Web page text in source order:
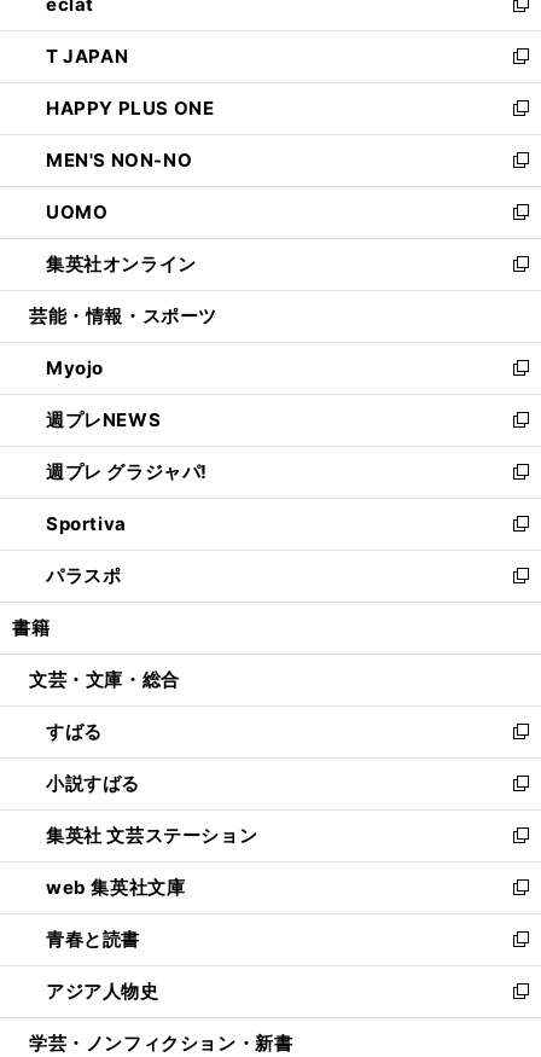
で
開
く
ド
ウ
で
開
く
ィ
ン
ド
ウ
で
開
く
い
ウ
ィ
ン
ド
ウ
で
開
く
新
し
い
ウ
ィ
ン
ド
ウ
で
開
く
T JAPAN
新
し
い
ウ
ィ
ン
ド
ウ
で
開
HAPPY PLUS ONE
新
し
い
ウ
ィ
ン
ド
ウ
開
く
MEN'S NON-NO
新
し
い
ウ
ィ
ン
ウ
で
開
く
UOMO
新
し
い
ウ
ン
ド
ウ
で
開
く
集英社オンライン
新
し
ウ
ィ
ン
ド
ウ
で
開
く
芸能・情報・スポーツ
Myojo
新
し
い
ウ
ィ
ン
ド
ウ
で
開
週プレNEWS
新
し
い
ウ
ィ
ン
ド
ウ
開
週プレ グラジャパ!
新
し
い
ウ
ィ
ン
ウ
開
く
Sportiva
新
し
い
ウ
ン
ウ
で
開
く
パラスポ
新
し
ウ
ン
ド
ウ
で
開
く
書籍
文芸・文庫・総合
すばる
新
し
い
ウ
ィ
ン
ド
ウ
で
開
く
小説すばる
新
し
い
ウ
ィ
ン
ド
ウ
で
開
集英社 文芸ステーション
新
し
い
ウ
ィ
ン
ド
ウ
web 集英社文庫
新
し
い
ウ
ィ
ン
青春と読書
新
し
い
ウ
アジア人物史
新
し
学芸・ノンフィクション・新書